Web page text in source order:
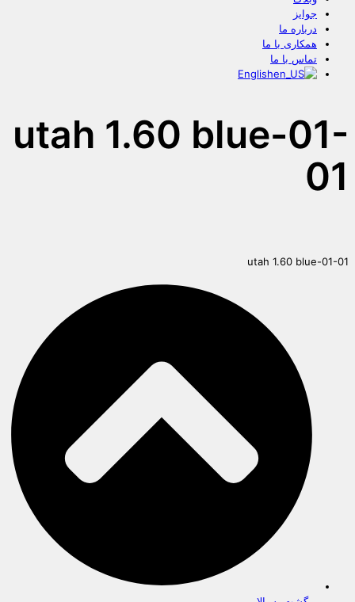
جوایز
درباره ما
همکاری با ما
تماس با ما
English
utah 1.60 blue-01-
01
utah 1.60 blue-01-01